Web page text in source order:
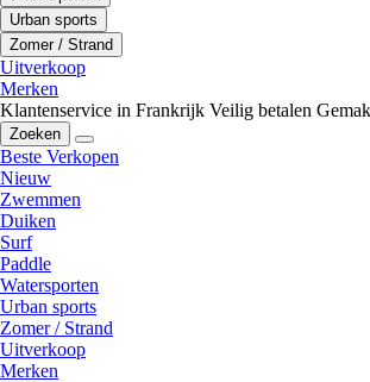
Urban sports
Zomer / Strand
Uitverkoop
Merken
Klantenservice in Frankrijk Veilig betalen
Zoeken
Beste Verkopen
Nieuw
Zwemmen
Duiken
Surf
Paddle
Watersporten
Urban sports
Zomer / Strand
Uitverkoop
Merken